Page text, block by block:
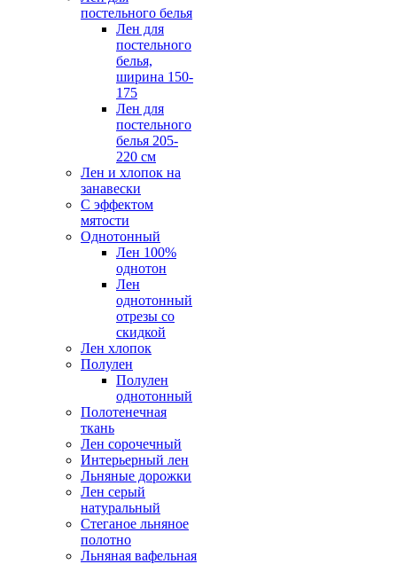
постельного белья
Лен для
постельного
белья,
ширина 150-
175
Лен для
постельного
белья 205-
220 см
Лен и хлопок на
занавески
С эффектом
мятости
Однотонный
Лен 100%
однотон
Лен
однотонный
отрезы со
скидкой
Лен хлопок
Полулен
Полулен
однотонный
Полотенечная
ткань
Лен сорочечный
Интерьерный лен
Льняные дорожки
Лен серый
натуральный
Стеганое льняное
полотно
Льняная вафельная